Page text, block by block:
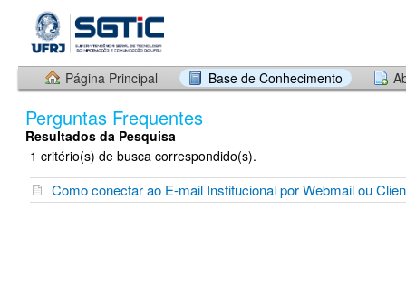
Página Principal Base de Conhecimento
Perguntas Frequentes
Resultados da Pesquisa
1 critério(s) de busca correspondido(s).
Como conectar ao E-mail Institucional por Webmail ou